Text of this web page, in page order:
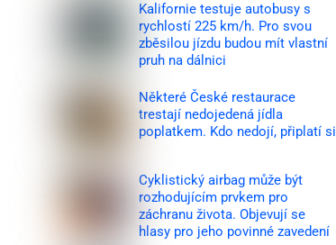
Kalifornie testuje autobusy s
rychlostí 225 km/h. Pro svou
zběsilou jízdu budou mít vlastní
pruh na dálnici
Některé České restaurace
trestají nedojedená jídla
poplatkem. Kdo nedojí, připlatí si
Cyklistický airbag může být
rozhodujícím prvkem pro
záchranu života. Objevují se
hlasy pro jeho povinné zavedení